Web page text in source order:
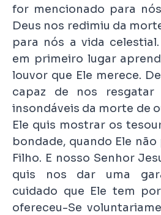
for mencionado para
Deus nos redimiu da
para nós a vida
em primeiro lugar
louvor que Ele merece.
capaz de nos resgatar
insondáveis ​​da morte de
Ele quis mostrar os
bondade, quando Ele
Filho. E nosso Senhor
quis nos dar uma
cuidado que Ele tem
ofereceu-Se